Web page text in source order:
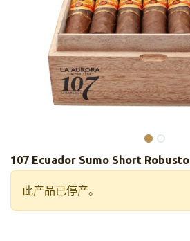
107 Ecuador Sumo Short Robusto
此产品已停产。